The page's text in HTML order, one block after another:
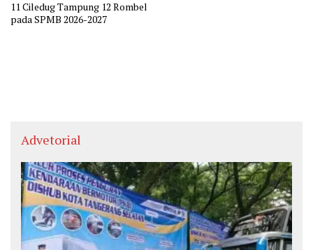
11 Ciledug Tampung 12 Rombel
pada SPMB 2026-2027
Advetorial